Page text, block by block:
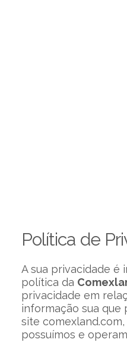
Política de
A sua privacidade é
política da
privacidade em
informação sua que
site
possuímos e